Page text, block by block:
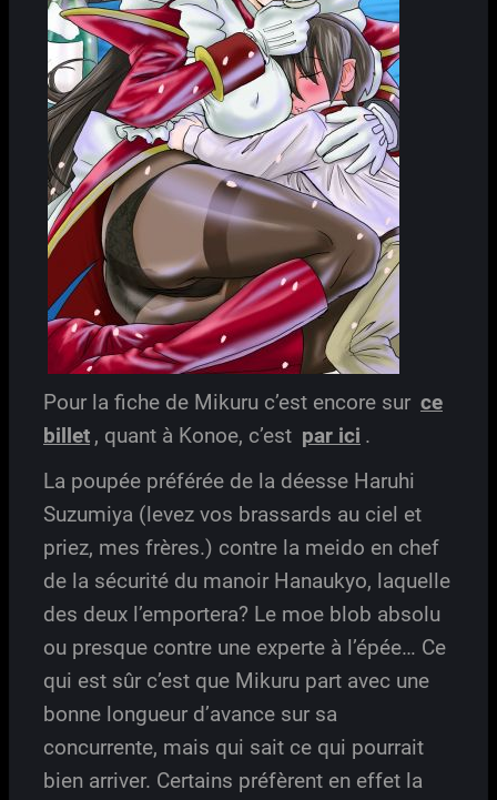
Pour la fiche de Mikuru c’est encore sur ce
billet , quant à Konoe, c’est par ici .
La poupée préférée de la déesse Haruhi
Suzumiya (levez vos brassards au ciel et
priez, mes frères.) contre la meido en chef
de la sécurité du manoir Hanaukyo, laquelle
des deux l’emportera? Le moe blob absolu
ou presque contre une experte à l’épée… Ce
qui est sûr c’est que Mikuru part avec une
bonne longueur d’avance sur sa
concurrente, mais qui sait ce qui pourrait
bien arriver. Certains préfèrent en effet la